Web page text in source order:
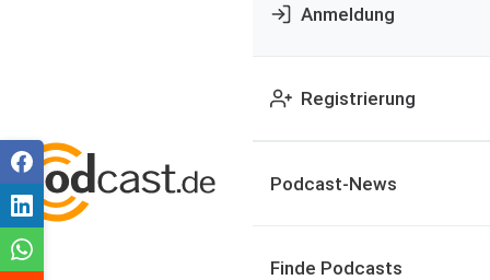
Anmeldung
Registrierung
Podcast-News
Finde Podcasts